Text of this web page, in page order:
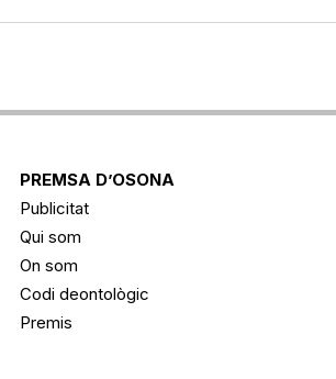
PREMSA D’OSONA
Publicitat
Qui som
On som
Codi deontològic
Premis